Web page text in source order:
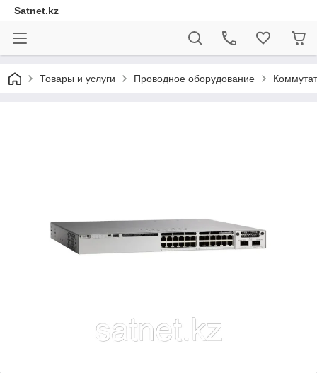
Satnet.kz
Товары и услуги Проводное оборудование